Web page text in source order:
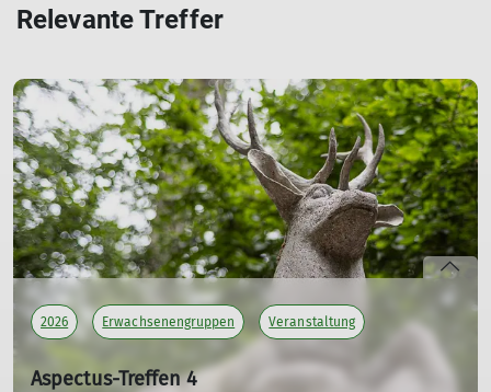
Relevante Treffer
2026 Erwachsenengruppen Veranstaltung
Aspectus-Treffen 4